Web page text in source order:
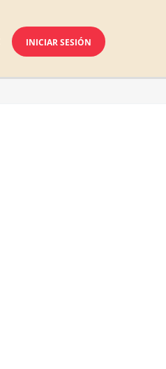
INICIAR SESIÓN